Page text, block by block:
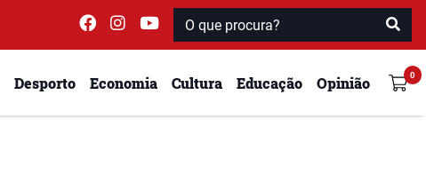
Desporto Economia Cultura Educação Opinião